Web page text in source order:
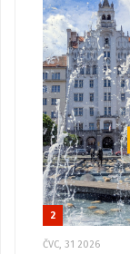
2
ČVC, 31 2026